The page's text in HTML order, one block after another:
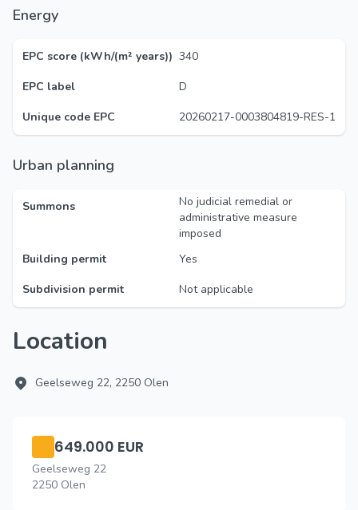
Energy
EPC score (kWh/(m² years)) 340
EPC label
D
Unique code EPC
20260217-0003804819-RES-1
Urban planning
Summons
No judicial remedial or
administrative measure
imposed
Building permit
Yes
Subdivision permit
Not applicable
Location
Geelseweg 22, 2250 Olen
649.000 EUR
Geelseweg 22
2250 Olen